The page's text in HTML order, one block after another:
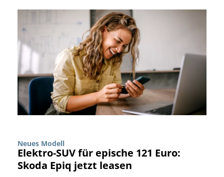
Neues Modell
Elektro-SUV für epische 121 Euro:
Skoda Epiq jetzt leasen